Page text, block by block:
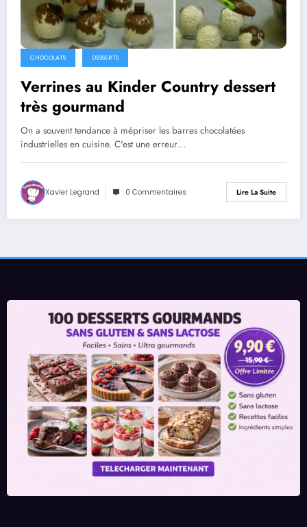
CHOCOLATS DESSERTS
Verrines au Kinder Country dessert
très gourmand
On a souvent tendance à mépriser les barres chocolatées
industrielles en cuisine. C'est une erreur…
Xavier Legrand 0 Commentaires Lire La Suite